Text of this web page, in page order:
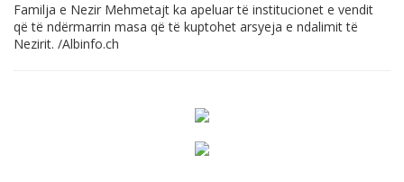
Familja e Nezir Mehmetajt ka apeluar të institucionet e vendit
që të ndërmarrin masa që të kuptohet arsyeja e ndalimit të
Nezirit. /Albinfo.ch